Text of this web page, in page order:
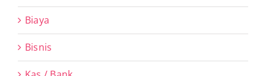
Biaya
Bisnis